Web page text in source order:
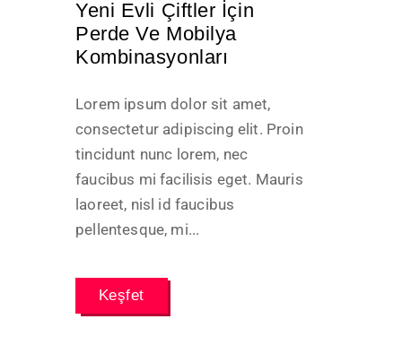
Yeni Evli Çiftler İçin
Perde Ve Mobilya
Kombinasyonları
Lorem ipsum dolor sit amet,
consectetur adipiscing elit. Proin
tincidunt nunc lorem, nec
faucibus mi facilisis eget. Mauris
laoreet, nisl id faucibus
pellentesque, mi...
Keşfet